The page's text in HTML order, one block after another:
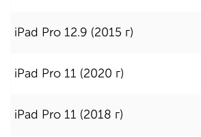
iPad Pro 12.9 (2015 г)
iPad Pro 11 (2020 г)
iPad Pro 11 (2018 г)